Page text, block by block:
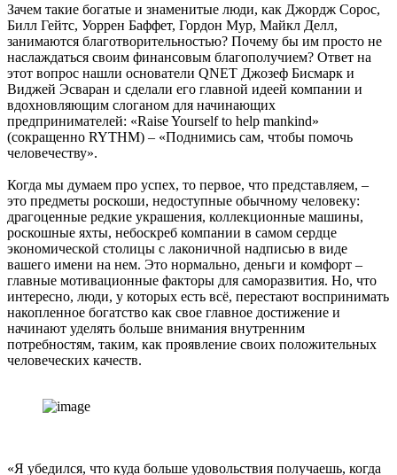
Зачем такие богатые и знаменитые люди, как Джордж Сорос,
Билл Гейтс, Уоррен Баффет, Гордон Мур, Майкл Делл,
занимаются благотворительностью? Почему бы им просто не
наслаждаться своим финансовым благополучием? Ответ на
этот вопрос нашли основатели QNET Джозеф Бисмарк и
Виджей Эсваран и сделали его главной идеей компании и
вдохновляющим слоганом для начинающих
предпринимателей: «Raise Yourself to help mankind»
(сокращенно RYTHM) – «Поднимись сам, чтобы помочь
человечеству».
Когда мы думаем про успех, то первое, что представляем, –
это предметы роскоши, недоступные обычному человеку:
драгоценные редкие украшения, коллекционные машины,
роскошные яхты, небоскреб компании в самом сердце
экономической столицы с лаконичной надписью в виде
вашего имени на нем. Это нормально, деньги и комфорт –
главные мотивационные факторы для саморазвития. Но, что
интересно, люди, у которых есть всё, перестают воспринимать
накопленное богатство как свое главное достижение и
начинают уделять больше внимания внутренним
потребностям, таким, как проявление своих положительных
человеческих качеств.
«Я убедился, что куда больше удовольствия получаешь, когда